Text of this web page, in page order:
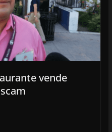
vende